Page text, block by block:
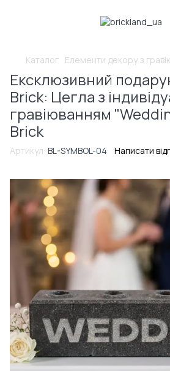
Каталог Елементи декору з
Ексклюзивний
Brick: Цегла з
гравіюванням
Brick
Артикул: BL-SYMBOL-04 Написати